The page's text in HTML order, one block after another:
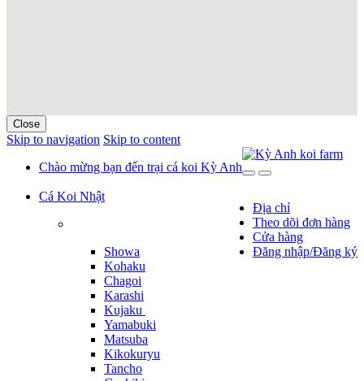
Close
Skip to navigation Skip to content
Chào mừng bạn đến trại cá koi Kỳ Anh
Địa chỉ
Theo dõi đơn hàng
Cửa hàng
Đăng nhập/Đăng ký
Cá Koi Nhật
Showa
Kohaku
Chagoi
Karashi
Kujaku
Yamabuki
Matsuba
Kikokuryu
Tancho